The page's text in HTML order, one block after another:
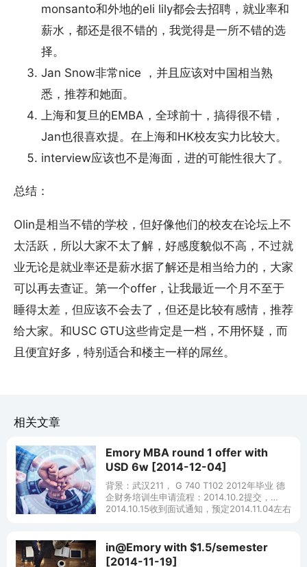
monsanto和外地的eli lily都会去招聘，就业率和
薪水，都还是很不错的，我觉得是一所不错的选
择。
Jan Snow非常nice ，并且应该对中国相当熟
悉，推荐和她面。
上海和复旦的EMBA，全球前十，搞得很不错，
Jan也很喜欢提。在上海和HK校友实力比较大。
interview应该也不是海面，进的可能性很大了。
总结：
Olin是相当不错的学校，但好像他们的校友在论坛上不
太活跃，所以大家不太了解，好感度貌似不高，不过就
业无论是就业率还是薪水据了解还是相当给力的，大家
可以再去查证。第一个offer，让我最近一个月不至于
睡得太差，但应该不会去了，但还是比较有感情，推荐
给大家。和USC GTU这些肯定是一档，不用怀疑，而
且便宜好多，特别适合和楼主一样的屌丝。
相关文章
Emory MBA round 1 offer with
USD 6w [2014-12-04]
背景：武汉211， G 740 T102 2012年毕业 德
企财务培训生申请流程：2014.10.2提交，
2014.10.15收到面试通知，预定2014.11.04左右
in@Emory with $1.5/semester
[2014-11-19]